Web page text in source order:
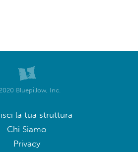
Bluepillow, Inc.
la tua struttura
Chi Siamo
Privacy